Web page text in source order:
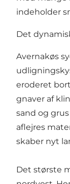
indeholder
Det
Avernakøs
eroderet
gnaver af
sand og
aflejres
skaber nyt
Det største